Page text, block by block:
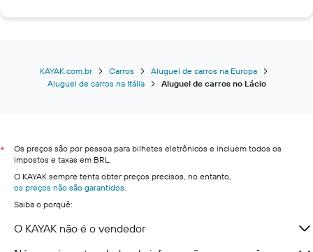
Aluguel de carros em Bolonha
Aluguel de carros em Verona
Aluguel de carros em Turim
Aluguel de carros em Cagliari
Aluguel de carros em Bolzano
Aluguel de carros em Trieste
Aluguel de carros em Gênova
KAYAK.com.br Carros
Aluguel de carros na Europa
Aluguel de carros na Itália
Aluguel de carros no Lácio
*
Os preços são por pessoa para bilhetes eletrônicos e incluem todos os
impostos e taxas em BRL.
O KAYAK sempre tenta obter preços precisos, no entanto,
os preços não são garantidos
Saiba o porquê:
O KAYAK não é o vendedor